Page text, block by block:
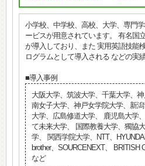
小学校、中学校、高校、大学、専門
ービスが用意されています。 有名国
が導入しており、また 実用英語技能
ログラムとして導入される などの実
■導入事例
大阪大学、筑波大学、千葉大学、
南女子大学、神戸女学院大学、新
大学、広島修道大学、 鹿児島大学
て未来大学、 国際教養大学、獨協
学、 関西学院大学、NTT、
brother、SOURCENEXT、 BRITISH
など